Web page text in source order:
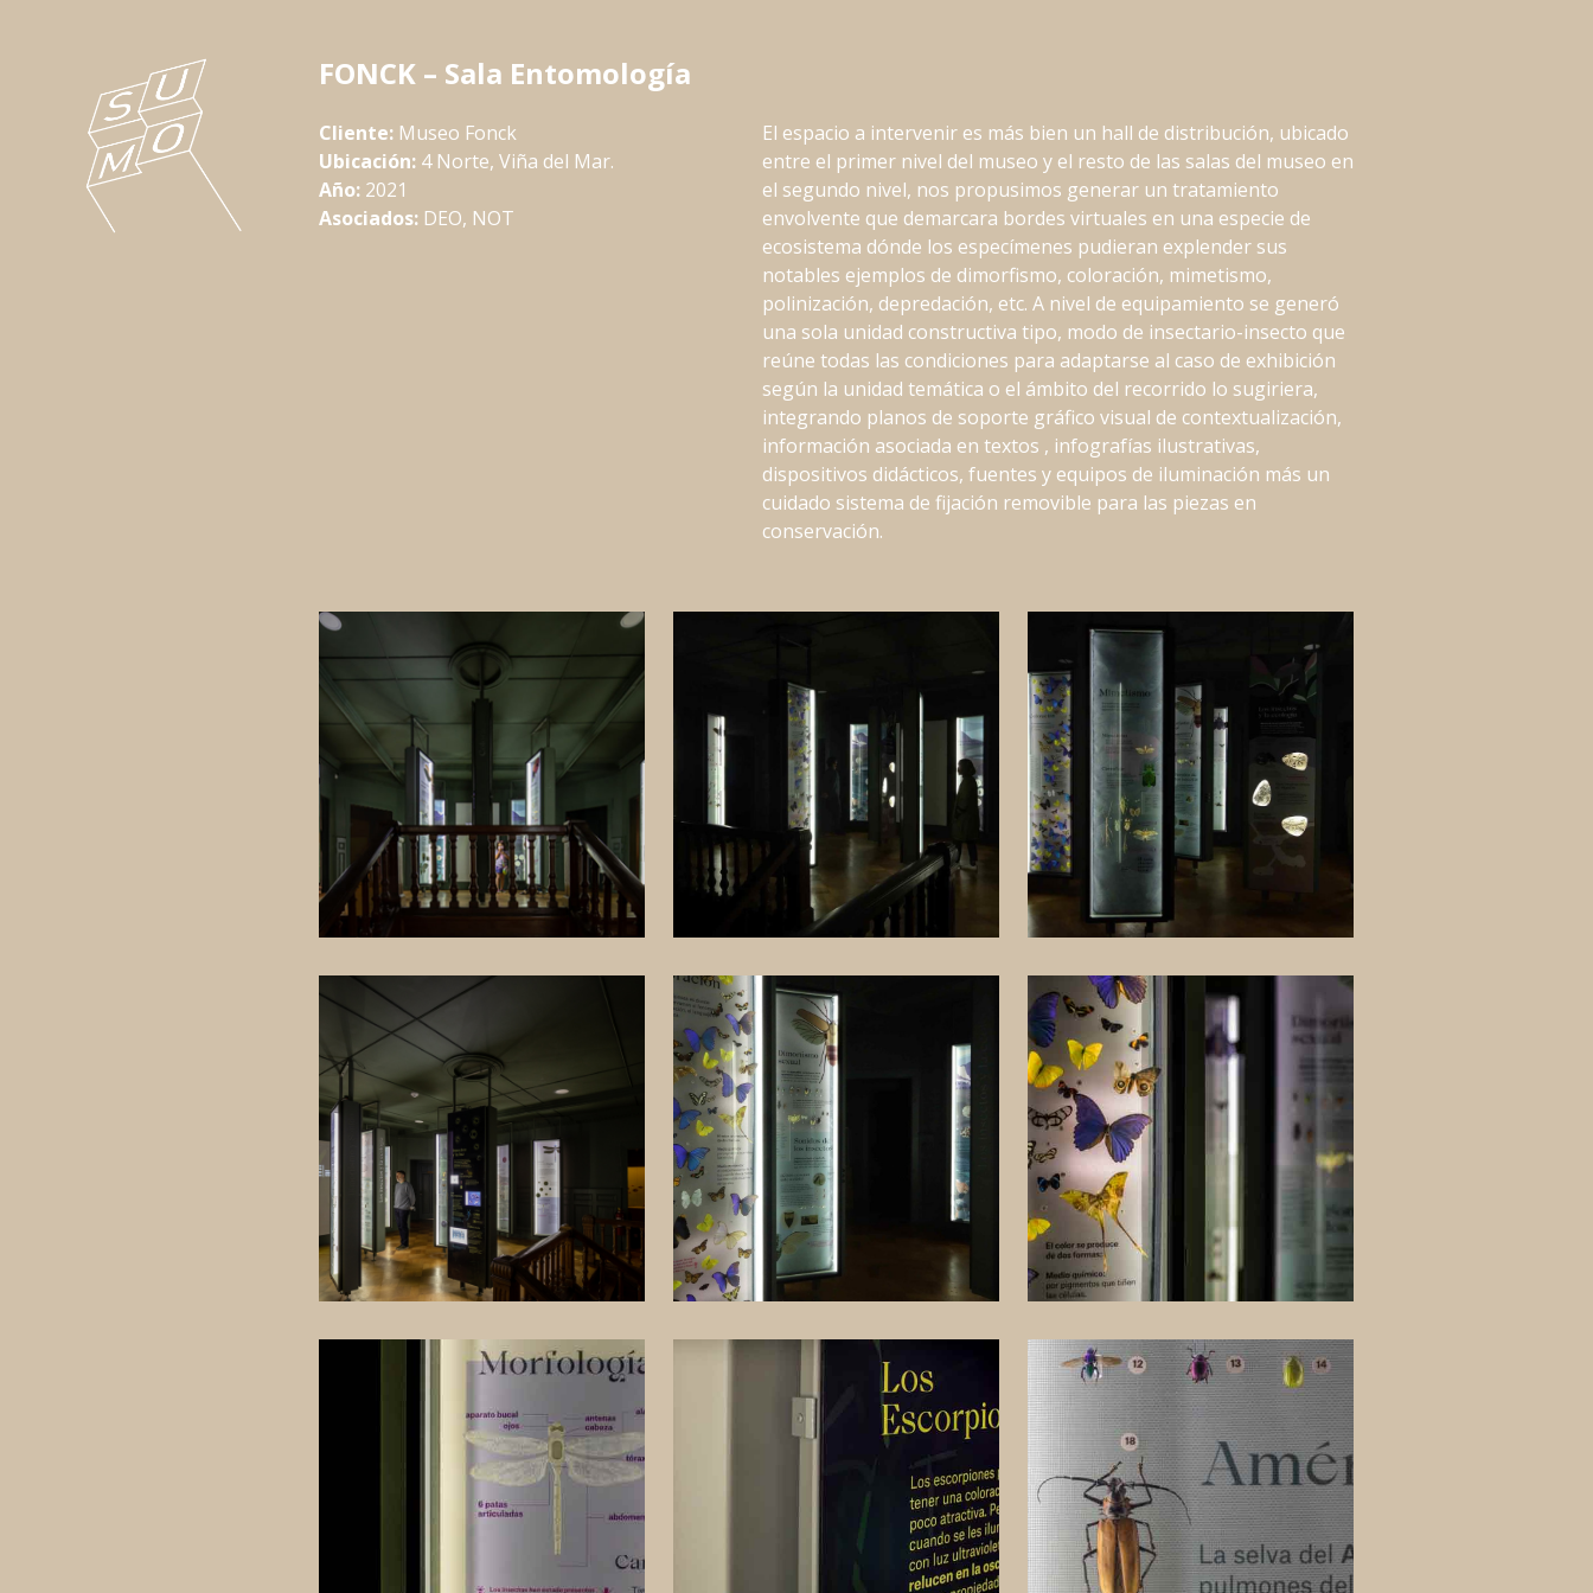
FONCK – Sala Entomología
Cliente:Museo Fonck
Ubicación:4 Norte, Viña del Mar.
Año:2021
Asociados:DEO, NOT
El espacio a intervenir es más bien un hall de distribución, ubicado
entre el primer nivel del museo y el resto de las salas del museo en
el segundo nivel, nos propusimos generar un tratamiento
envolvente que demarcara bordes virtuales en una especie de
ecosistema dónde los especímenes pudieran explender sus
notables ejemplos de dimorfismo, coloración, mimetismo,
polinización, depredación, etc. A nivel de equipamiento se generó
una sola unidad constructiva tipo, modo de insectario-insecto que
reúne todas las condiciones para adaptarse al caso de exhibición
según la unidad temática o el ámbito del recorrido lo sugiriera,
integrando planos de soporte gráfico visual de contextualización,
información asociada en textos , infografías ilustrativas,
dispositivos didácticos, fuentes y equipos de iluminación más un
cuidado sistema de fijación removible para las piezas en
conservación.